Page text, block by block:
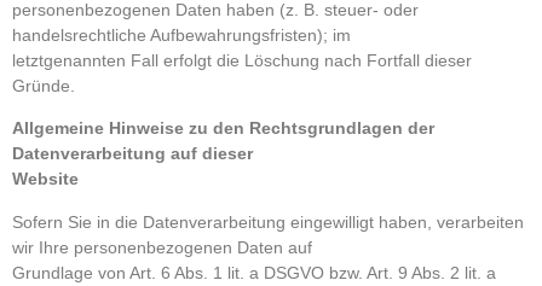
personenbezogenen Daten haben (z. B. steuer- oder
handelsrechtliche Aufbewahrungsfristen); im
letztgenannten Fall erfolgt die Löschung nach Fortfall dieser
Gründe.
Allgemeine Hinweise zu den Rechtsgrundlagen der
Datenverarbeitung auf dieser
Website
Sofern Sie in die Datenverarbeitung eingewilligt haben, verarbeiten
wir Ihre personenbezogenen Daten auf
Grundlage von Art. 6 Abs. 1 lit. a DSGVO bzw. Art. 9 Abs. 2 lit. a